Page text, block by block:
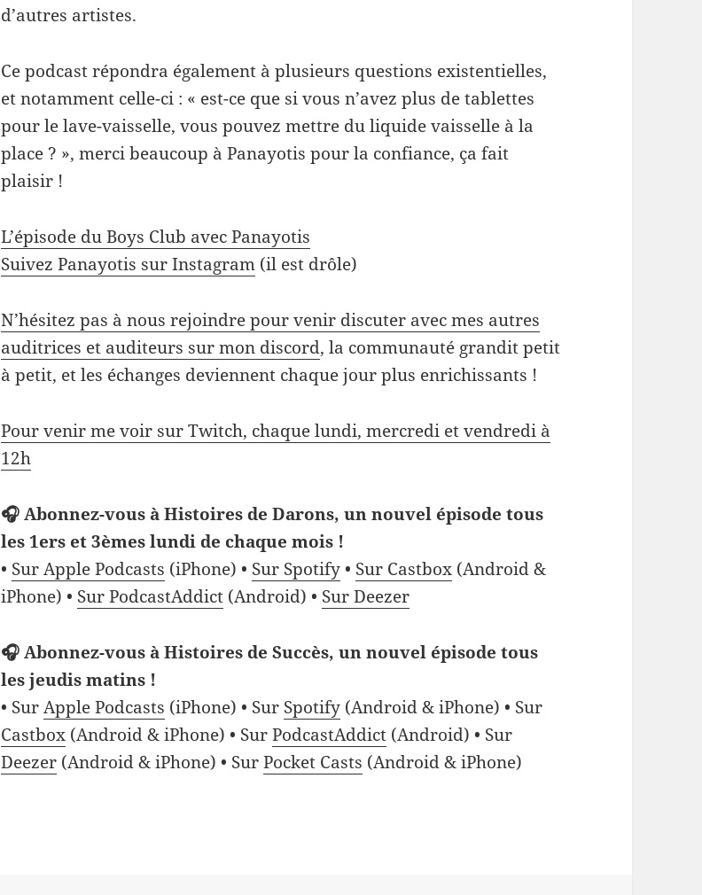
d’autres artistes.
Ce podcast répondra également à plusieurs questions existentielles,
et notamment celle-ci : « est-ce que si vous n’avez plus de tablettes
pour le lave-vaisselle, vous pouvez mettre du liquide vaisselle à la
place ? », merci beaucoup à Panayotis pour la confiance, ça fait
plaisir !
L’épisode du Boys Club avec Panayotis
Suivez Panayotis sur Instagram (il est drôle)
N’hésitez pas à nous rejoindre pour venir discuter avec mes autres
auditrices et auditeurs sur mon discord, la communauté grandit petit
à petit, et les échanges deviennent chaque jour plus enrichissants !
Pour venir me voir sur Twitch, chaque lundi, mercredi et vendredi à
12h
🎧 Abonnez-vous à Histoires de Darons, un nouvel épisode tous
les 1ers et 3èmes lundi de chaque mois !
• Sur Apple Podcasts (iPhone) • Sur Spotify • Sur Castbox (Android &
iPhone) • Sur PodcastAddict (Android) • Sur Deezer
🎧 Abonnez-vous à Histoires de Succès, un nouvel épisode tous
les jeudis matins !
• SurApple Podcasts (iPhone) • Sur Spotify (Android & iPhone) • Sur
Castbox (Android & iPhone) • SurPodcastAddict (Android) • Sur
Deezer (Android & iPhone) • SurPocket Casts (Android & iPhone)